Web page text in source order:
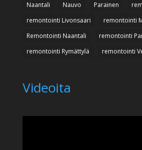
Naantali
Nauvo Parainen
remontointi Livonsaari
remontointi
Remontointi Naantali
remontointi
remontointi Rymättylä
remontointi
Videoita